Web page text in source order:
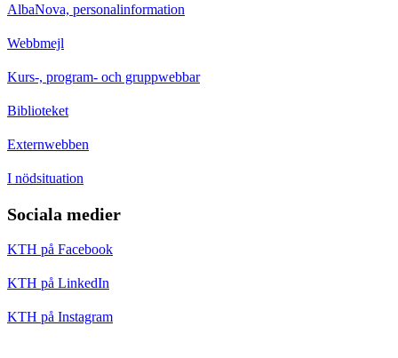
AlbaNova, personalinformation
Webbmejl
Kurs-, program- och gruppwebbar
Biblioteket
Externwebben
I nödsituation
Sociala medier
KTH på Facebook
KTH på LinkedIn
KTH på Instagram